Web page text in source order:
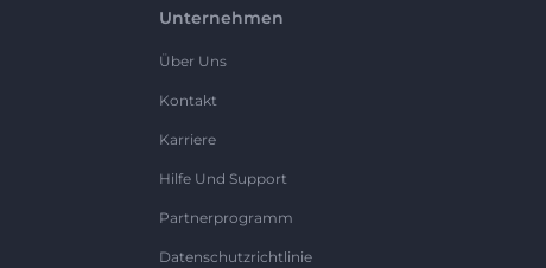
Unternehmen
Über Uns
Kontakt
Karriere
Hilfe Und Support
Partnerprogramm
Datenschutzrichtlinie